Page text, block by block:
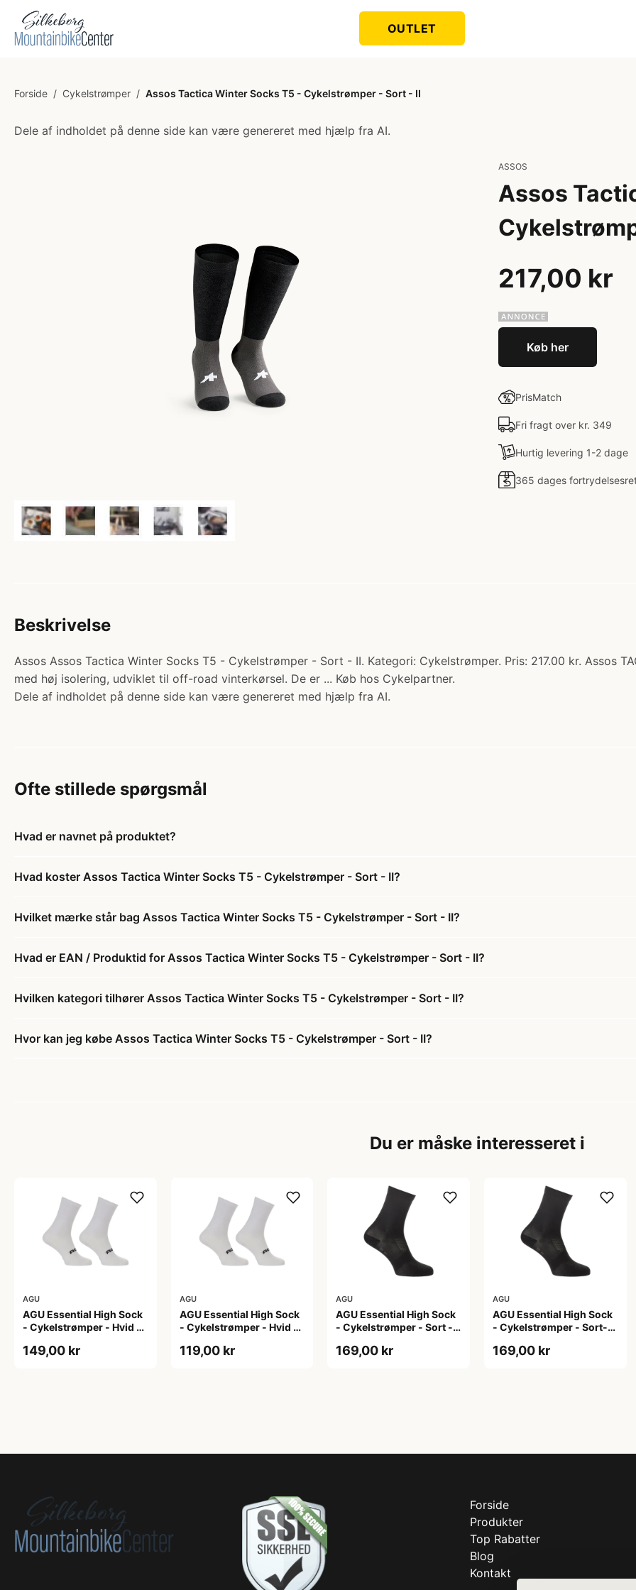
OUTLET
Forside / Cykelstrømper / Assos Tactica Winter Socks T5 - Cykelstrømper - Sort - II
Dele af indholdet på denne side kan være genereret med hjælp fra AI.
ASSOS
Assos
217,00 kr
Køb her
PrisMatch
Fri fragt over kr. 349
Hurtig levering 1-2 dage
365 dages
Beskrivelse
Assos Assos Tactica Winter Socks T5 - Cykelstrømper - Sort - II. Kategori: Cykelstrømper. Pris: 217.00 kr. Assos
med høj isolering, udviklet til off-road vinterkørsel. De er ... Køb hos Cykelpartner.
Dele af indholdet på denne side kan være genereret med hjælp fra AI.
Ofte stillede spørgsmål
Hvad er navnet på produktet?
Hvad koster Assos Tactica Winter Socks T5 - Cykelstrømper - Sort - II?
Hvilket mærke står bag Assos Tactica Winter Socks T5 - Cykelstrømper - Sort - II?
Hvad er EAN / Produktid for Assos Tactica Winter Socks T5 - Cykelstrømper - Sort - II?
Hvilken kategori tilhører Assos Tactica Winter Socks T5 - Cykelstrømper - Sort - II?
Hvor kan jeg købe Assos Tactica Winter Socks T5 - Cykelstrømper - Sort - II?
Du er måske interesseret i
AGU
AGU Essential High Sock
- Cykelstrømper - Hvid -
149,00 kr
AGU
AGU Essential High Sock
- Cykelstrømper - Hvid -
119,00 kr
AGU
AGU Essential High Sock
- Cykelstrømper - Sort -
169,00 kr
AGU
AGU Essential High Sock
- Cykelstrømper - Sort-
169,00 kr
Forside
Produkter
Top Rabatter
Blog
Kontakt